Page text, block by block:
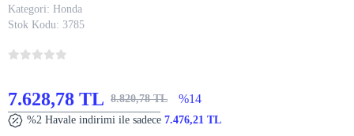
Kategori: Honda
Stok Kodu: 3785
7.628,78 TL 8.820,78 TL %14
%2 Havale indirimi ile sadece 7.476,21 TL